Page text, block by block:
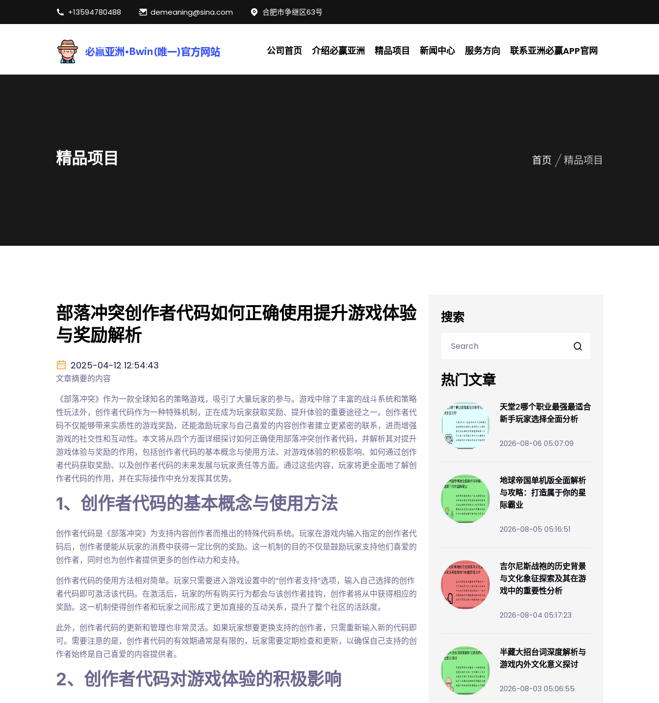
+13594780488 demeaning@sina.com 合肥市争继区63号
公司首页 介绍必赢亚洲 精品项目 新闻中心 服务方向 联系亚洲必赢APP官网
精品项目 首页 精品项目
部落冲突创作者代码如何正确使用提升游戏体验
与奖励解析
2025-04-12 12:54:43
文章摘要的内容
《部落冲突》作为一款全球知名的策略游戏，吸引了大量玩家的参与。游戏中除了丰富的战斗系统和策略
性玩法外，创作者代码作为一种特殊机制，正在成为玩家获取奖励、提升体验的重要途径之一。创作者代
码不仅能够带来实质性的游戏奖励，还能激励玩家与自己喜爱的内容创作者建立更紧密的联系，进而增强
游戏的社交性和互动性。本文将从四个方面详细探讨如何正确使用部落冲突创作者代码，并解析其对提升
游戏体验与奖励的作用，包括创作者代码的基本概念与使用方法、对游戏体验的积极影响、如何通过创作
者代码获取奖励、以及创作者代码的未来发展与玩家责任等方面。通过这些内容，玩家将更全面地了解创
作者代码的作用，并在实际操作中充分发挥其优势。
1、创作者代码的基本概念与使用方法
创作者代码是《部落冲突》为支持内容创作者而推出的特殊代码系统。玩家在游戏内输入指定的创作者代
码后，创作者便能从玩家的消费中获得一定比例的奖励。这一机制的目的不仅是鼓励玩家支持他们喜爱的
创作者，同时也为创作者提供更多的创作动力和支持。
创作者代码的使用方法相对简单。玩家只需要进入游戏设置中的“创作者支持”选项，输入自己选择的创作
者代码即可激活该代码。在激活后，玩家的所有购买行为都会与该创作者挂钩，创作者将从中获得相应的
奖励。这一机制使得创作者和玩家之间形成了更加直接的互动关系，提升了整个社区的活跃度。
此外，创作者代码的更新和管理也非常灵活。如果玩家想要更换支持的创作者，只需重新输入新的代码即
可。需要注意的是，创作者代码的有效期通常是有限的，玩家需要定期检查和更新，以确保自己支持的创
作者始终是自己喜爱的内容提供者。
2、创作者代码对游戏体验的积极影响
搜索
热门文章
天堂2哪个职业最强最适合
新手玩家选择全面分析
2026-08-06 05:07:09
地球帝国单机版全面解析
与攻略：打造属于你的星
际霸业
2026-08-05 05:16:51
吉尔尼斯战袍的历史背景
与文化象征探索及其在游
戏中的重要性分析
2026-08-04 05:17:23
半藏大招台词深度解析与
游戏内外文化意义探讨
2026-08-03 05:06:55